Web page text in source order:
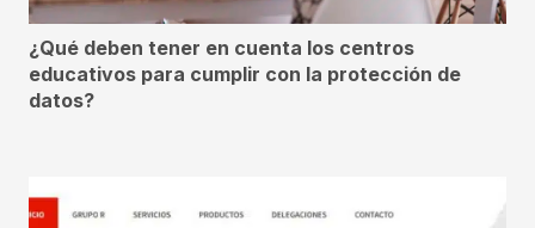
¿Qué deben tener en cuenta los centros
educativos para cumplir con la protección de
datos?